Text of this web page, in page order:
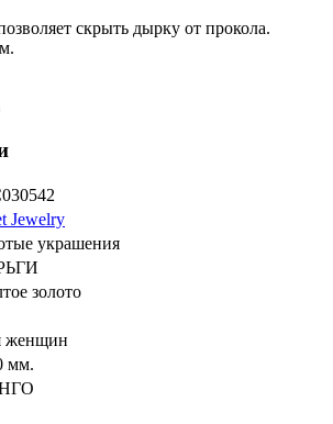
скрыть дырку от прокола.
Jewelry
украшения
золото
женщин
мм.